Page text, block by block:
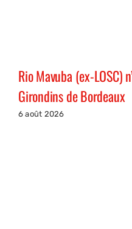
Rio Mavuba (ex-LOSC)
Girondins de Bordeaux
6 août 2026